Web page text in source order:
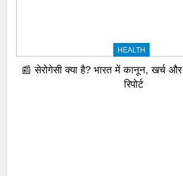
HEALTH
📰 सेरोगेसी क्या है? भारत में कानून, खर्च और
रिपोर्ट